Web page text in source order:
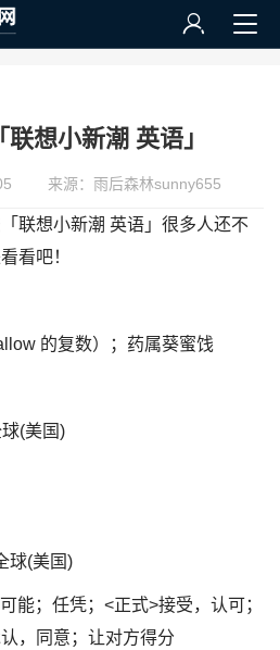
想小新潮 英语」
来源：雨后森林sunny655
联想小新潮 英语」很多人还不
看吧！
的复数）；药属葵蜜饯
球(美国)
球(美国)
能；任凭；<正式>接受，认可；
，同意；让对方得分